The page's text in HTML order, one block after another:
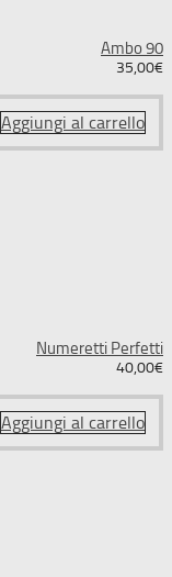
Ambo 90
35,00€
Aggiungi al carrello
Numeretti Perfetti
40,00€
Aggiungi al carrello